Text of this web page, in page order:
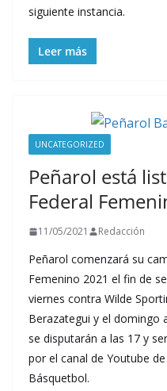
siguiente instancia.
Leer más
UNCATEGORIZED
Peñarol está
Federal
11/05/2021 Redacción
Peñarol comenzará su
Femenino 2021 el fin de
viernes contra Wilde
Berazategui y el domingo
se disputarán a las 17 y
por el canal de Youtube
Básquetbol.